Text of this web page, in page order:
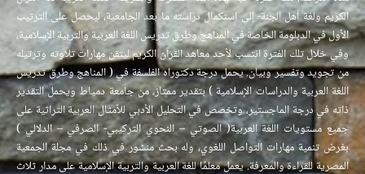
الكريم ولغة أهل الجنة- إلى استكمال دراسته ما بعد الجامعية، ليحصل على الترتيب
الأول في الدبلومة الخاصة في المناهج وطرق تدريس اللغة العربية والتربية الإسلامية،
وفي خلال تلك الفترة انتسب لأحد معاهد القرآن الكريم ليتقن مهارات تلاوته وترتيله
من تجويد وتفسير وبيان.يحمل درجة دكتوراه الفلسفة في ( المناهج وطرق تدريس
اللغة العربية والدراسات الإسلامية ) بتقدير ممتاز، من جامعة دمياط ويحمل التقدير
ذاته في درجة الماجستير، وتخصص في التحليل الأدبي للأمثال العربية التراثية على
جميع مستويات اللغة العربية( الصوتي – النحوي التركيبي- الصرفي – الدلالي )
بغرض تنمية مهارات التواصل اللغوي، وله بحث منشور في ذلك في مجلة الجمعية
المصرية للقراءة والمعرفة.يعمل معلمًا للغة العربية والتربية الإسلامية على مدار ثلاث